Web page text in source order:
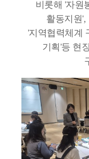
비롯해 '자원
활동지원',
'지역협력체계
기획'등 현